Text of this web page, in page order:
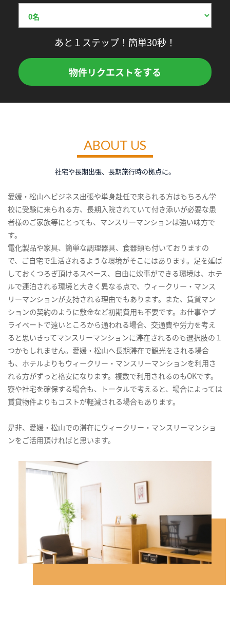
あと１ステップ！簡単30秒！
物件リクエストをする
ABOUT US
社宅や長期出張、長期旅行時の拠点に。
愛媛・松山へビジネス出張や単身赴任で来られる方はもちろん学
校に受験に来られる方、長期入院されていて付き添いが必要な患
者様のご家族等にとっても、マンスリーマンションは強い味方で
す。
電化製品や家具、簡単な調理器具、食器類も付いておりますの
で、ご自宅で生活されるような環境がそこにはあります。足を延ば
しておくつろぎ頂けるスペース、自由に炊事ができる環境は、ホテ
ルで連泊される環境と大きく異なる点で、ウィークリー・マンス
リーマンションが支持される理由でもあります。また、賃貸マン
ションの契約のように敷金など初期費用も不要です。お仕事やプ
ライベートで遠いところから通われる場合、交通費や労力を考え
ると思いきってマンスリーマンションに滞在されるのも選択肢の１
つかもしれません。愛媛・松山へ長期滞在で観光をされる場合
も、ホテルよりもウィークリー・マンスリーマンションを利用さ
れる方がずっと格安になります。複数で利用されるのもOKです。
寮や社宅を確保する場合も、トータルで考えると、場合によっては
賃貸物件よりもコストが軽減される場合もあります。
是非、愛媛・松山での滞在にウィークリー・マンスリーマンショ
ンをご活用頂ければと思います。